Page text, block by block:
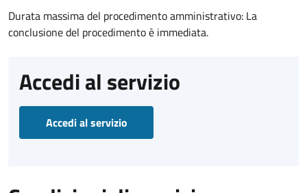
Durata massima del procedimento amministrativo: La
conclusione del procedimento è immediata.
Accedi al servizio
Accedi al servizio